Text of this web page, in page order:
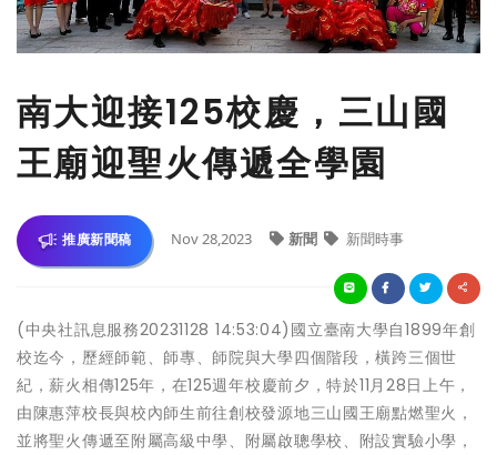
南大迎接125校慶，三山國
王廟迎聖火傳遞全學園
推廣新聞稿 Nov 28,2023 新聞 新聞時事
(中央社訊息服務20231128 14:53:04)國立臺南大學自1899年創
校迄今，歷經師範、師專、師院與大學四個階段，橫跨三個世
紀，薪火相傳125年，在125週年校慶前夕，特於11月28日上午，
由陳惠萍校長與校內師生前往創校發源地三山國王廟點燃聖火，
並將聖火傳遞至附屬高級中學、附屬啟聰學校、附設實驗小學，